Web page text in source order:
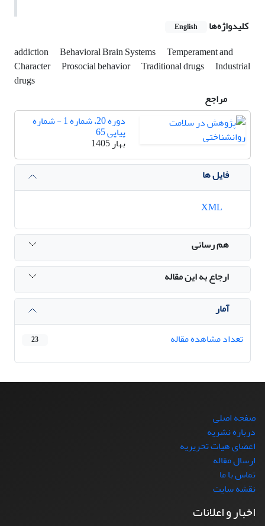
کلیدواژه‌ها
English
addiction Behavioral Brain Systems
Temperament and
Character Prosocial behavior Traditional drugs
Industrial
drugs
مراجع
دوره 20، شماره 1 - شماره
پیاپی 65
بهار 1405
فایل ها
هم رسانی
ارجاع به این مقاله
آمار
تعداد مشاهده مقاله
23
صفحه اصلی
درباره نشریه
اعضای هیات تحریریه
ارسال مقاله
تماس با ما
نقشه سایت
اخبار و اعلانات